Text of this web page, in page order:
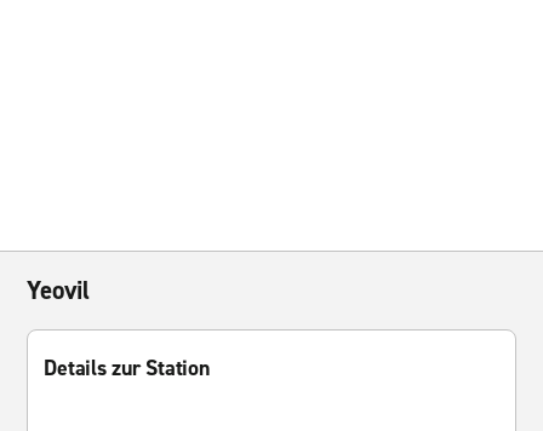
Yeovil
Details zur Station